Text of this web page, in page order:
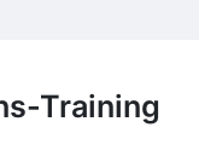
Training